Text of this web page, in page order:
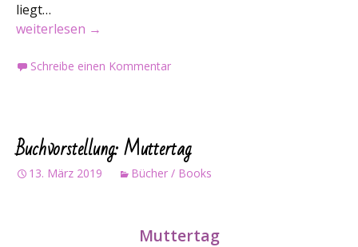
liegt…
Buchvorstellung: Die ewigen Toten
weiterlesen →
Schreibe einen Kommentar
Buchvorstellung: Muttertag
13. März 2019 Bücher / Books
Muttertag